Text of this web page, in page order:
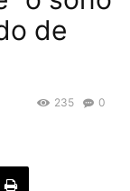
de
0
235